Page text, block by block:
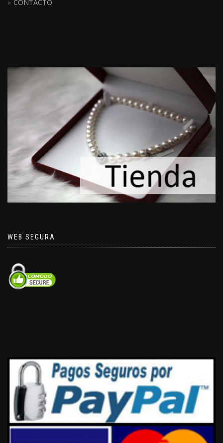
CONTACTO
WEB SEGURA